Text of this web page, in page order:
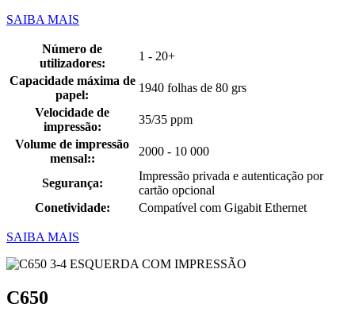
SAIBA MAIS
Número de
utilizadores:
1 - 20+
Capacidade máxima de
papel:
1940 folhas de 80 grs
Velocidade de
impressão:
35/35 ppm
Volume de impressão
mensal::
2000 - 10 000
Segurança:
Impressão privada e autenticação por
cartão opcional
Conetividade:
Compatível com Gigabit Ethernet
SAIBA MAIS
C650